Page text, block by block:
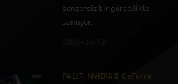
benzersiz bir görsellikle
sunuyor.
PALIT, NVIDIA® GeForce